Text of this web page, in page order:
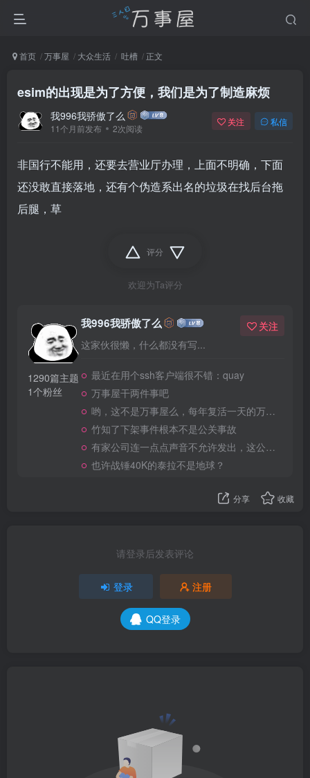
首页 万事屋 大众生活 吐槽 正文
esim的出现是为了方便，我们是为了制造麻烦
我996我骄傲了么
11个月前发布 2次阅读
关注 私信
非国行不能用，还要去营业厅办理，上面不明确，下面
还没敢直接落地，还有个伪造系出名的垃圾在找后台拖
后腿，草
评分
欢迎为Ta评分
1290篇主题
1个粉丝
我996我骄傲了么
这家伙很懒，什么都没有写...
关注
最近在用个ssh客户端很不错：quay
万事屋干两件事吧
哟，这不是万事屋么，每年复活一天的万事屋
竹知了下架事件根本不是公关事故
有家公司连一点点声音不允许发出，这公司做大了就是我国乃至全世界的灾难
也许战锤40K的泰拉不是地球？
分享 收藏
请登录后发表评论
登录 注册
QQ登录